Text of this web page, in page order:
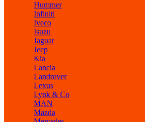
Hummer
Infiniti
Iveco
Isuzu
Jaguar
Jeep
Kia
Lancia
Landrover
Lexus
Lynk & Co
MAN
Mazda